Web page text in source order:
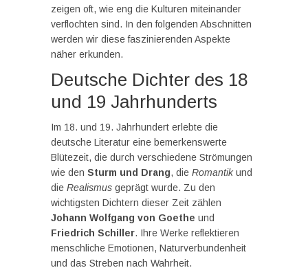
zeigen oft, wie eng die Kulturen miteinander
verflochten sind. In den folgenden Abschnitten
werden wir diese faszinierenden Aspekte
näher erkunden.
Deutsche Dichter des 18
und 19 Jahrhunderts
Im 18. und 19. Jahrhundert erlebte die
deutsche Literatur eine bemerkenswerte
Blütezeit, die durch verschiedene Strömungen
wie den Sturm und Drang, die Romantikund
die Realismus geprägt wurde. Zu den
wichtigsten Dichtern dieser Zeit zählen
Johann Wolfgang von Goethe und
Friedrich Schiller. Ihre Werke reflektieren
menschliche Emotionen, Naturverbundenheit
und das Streben nach Wahrheit.